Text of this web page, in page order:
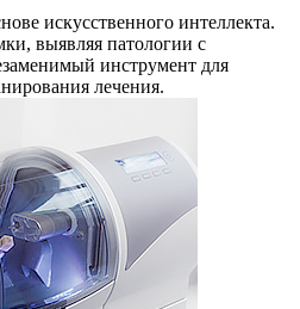
искусственного интеллекта.
выявляя патологии с
инструмент для
лечения.